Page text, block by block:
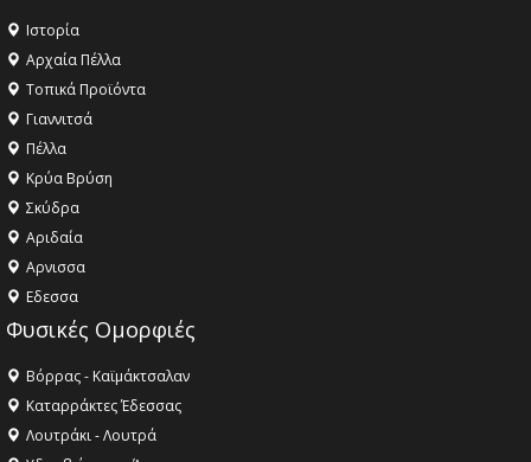
Ιστορία
Αρχαία Πέλλα
Τοπικά Προϊόντα
Γιαννιτσά
Πέλλα
Κρύα Βρύση
Σκύδρα
Αριδαία
Aρνισσα
Eδεσσα
Φυσικές Ομορφιές
Βόρρας - Καϊμάκτσαλαν
Καταρράκτες Έδεσσας
Λουτράκι - Λουτρά